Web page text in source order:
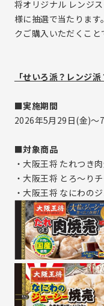
IR資料室トップ
決算短信
株式・社債情報
株式事務手続きのご
株式基本情報
株主優待情報
その他
IRカレンダー
IRに関するよくある
IRお問い合わせ
免責事項
電子公告
メールマガジン登録
株価情報(yahoo!フ
将オリジナル レンジ
様に抽選で当たりま
クご購入いただくこと
「せいろ派？レンジ
■実施期間
2026年5月29日(金)～
■対象商品
・大阪王将 たれつき
・大阪王将 とろ～り
・大阪王将 なにわの